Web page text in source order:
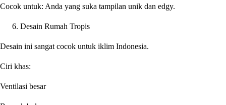
Cocok untuk: Anda yang suka tampilan unik dan edgy.
Desain Rumah Tropis
Desain ini sangat cocok untuk iklim Indonesia.
Ciri khas:
Ventilasi besar